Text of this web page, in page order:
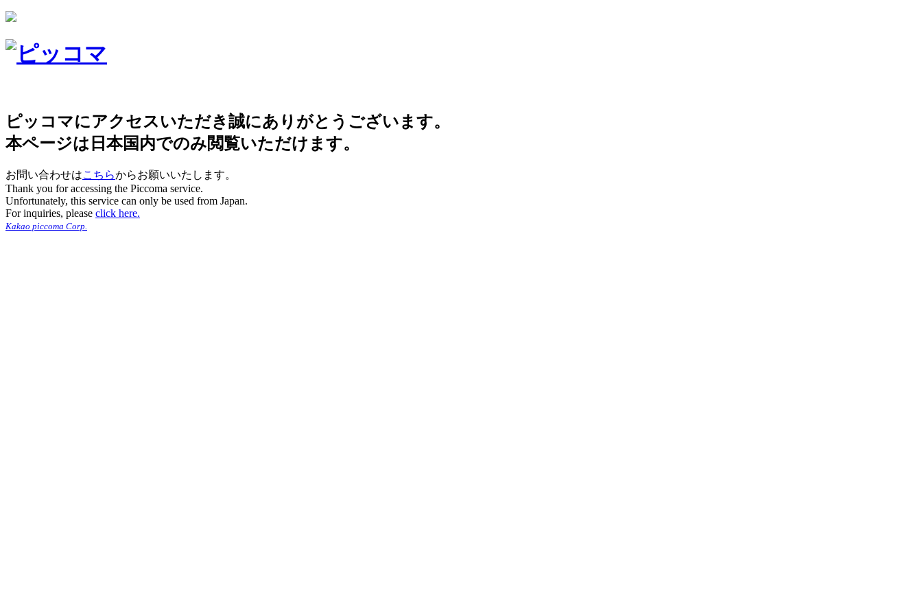
ピッコマにアクセスいただき誠にありがとうございます。
本ページは日本国内でのみ閲覧いただけます。
お問い合わせはこちらからお願いいたします。
Thank you for accessing the Piccoma service.
Unfortunately, this service can only be used from Japan.
For inquiries, please click here.
Kakao piccoma Corp.